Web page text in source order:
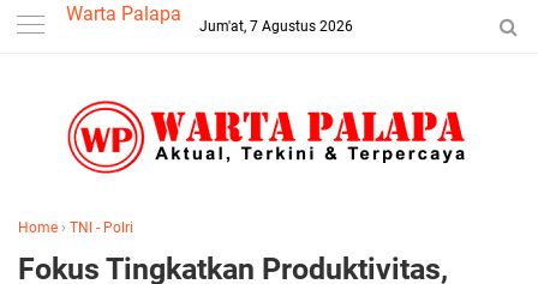
--> Warta Palapa
Jum'at, 7 Agustus 2026
Home › TNI - Polri
Fokus Tingkatkan Produktivitas,